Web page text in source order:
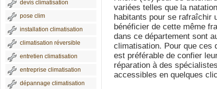
devis climatisation
pose clim
installation climatisation
climatisation réversible
entretien climatisation
entreprise climatisation
dépannage climatisation
variées telles que la
habitants pour se rafraîchir
bénéficier de cette même
dans ce département sont
climatisation. Pour que ces
est préférable de confier
réparation à des
accessibles en quelques